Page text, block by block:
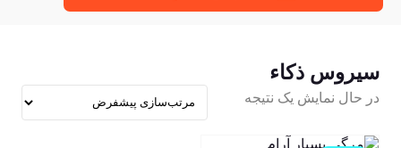
سیروس ذکاء
در حال نمایش یک نتیجه